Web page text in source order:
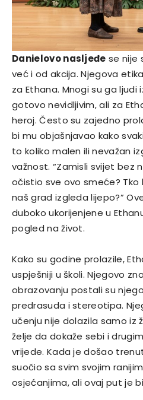
Danielovo nasljeđe se nije
već i od akcija. Njegova
za Ethana. Mnogi su ga
gotovo nevidljivim, ali za
heroj. Često su zajedno
bi mu objašnjavao kako
to koliko malen ili nevažan
važnost. “Zamisli svijet bez
očistio sve ovo smeće?
naš grad izgleda lijepo?”
duboko ukorijenjene u
pogled na život.
Kako su godine prolazile,
uspješniji u školi. Njegovo
obrazovanju postali su
predrasuda i stereotipa.
učenju nije dolazila samo iz
želje da dokaže sebi i
vrijede. Kada je došao
suočio sa svim svojim
osjećanjima, ali ovaj put je